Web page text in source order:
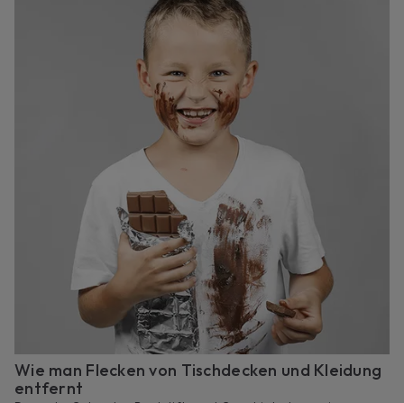
Wie man Flecken von Tischdecken und Kleidung
entfernt